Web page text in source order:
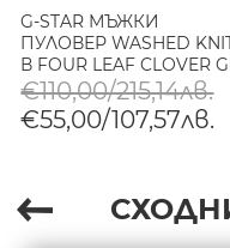
G-STAR МЪЖКИ
ПУЛОВЕР WASHED
В FOUR LEAF CLOVER
€110,00/215,14лв.
€55,00/107,57лв.